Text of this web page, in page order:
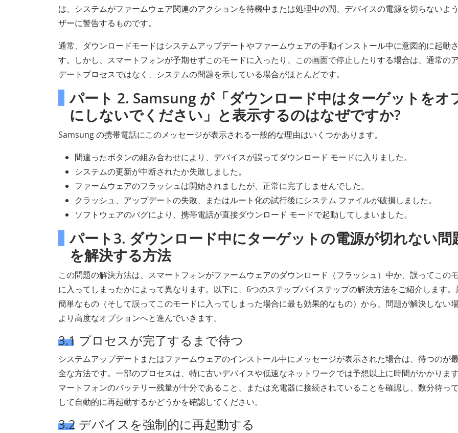
は、システムがファームウェア関連のアクションを待機中または処理中の間、デバイスの電源を切らないよ
ザーに警告するものです。
通常、ダウンロードモードはシステムアップデートやファームウェアの手動インストール中に意図的に起動
す。しかし、スマートフォンが予期せずこのモードに入ったり、この画面で停止したりする場合は、通常の
デートプロセスではなく、システムの問題を示している場合がほとんどです。
パート 2. Samsung が「ダウンロード中はターゲットをオ
にしないでください」と表示するのはなぜですか?
Samsung の携帯電話にこのメッセージが表示される一般的な理由はいくつかあります。
間違ったボタンの組み合わせにより、デバイスが誤ってダウンロード モードに入りました。
システムの更新が中断されたか失敗しました。
ファームウェアのフラッシュは開始されましたが、正常に完了しませんでした。
クラッシュ、アップデートの失敗、またはルート化の試行後にシステム ファイルが破損しました。
ソフトウェアのバグにより、携帯電話が直接ダウンロード モードで起動してしまいました。
パート3. ダウンロード中にターゲットの電源が切れない問
を解決する方法
この問題の解決方法は、スマートフォンがファームウェアのダウンロード（フラッシュ）中か、誤ってこの
に入ってしまったかによって異なります。以下に、6つのステップバイステップの解決方法をご紹介します。
簡単なもの（そして誤ってこのモードに入ってしまった場合に最も効果的なもの）から、問題が解決しない
より高度なオプションへと進んでいきます。
3.1 プロセスが完了するまで待つ
システムアップデートまたはファームウェアのインストール中にメッセージが表示された場合は、待つのが
全な方法です。一部のプロセスは、特に古いデバイスや低速なネットワークでは予想以上に時間がかかりま
マートフォンのバッテリー残量が十分であること、または充電器に接続されていることを確認し、数分待っ
して自動的に再起動するかどうかを確認してください。
3.2 デバイスを強制的に再起動する